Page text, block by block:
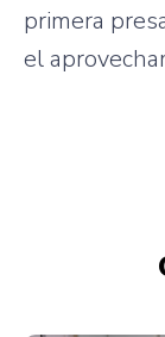
primera
el